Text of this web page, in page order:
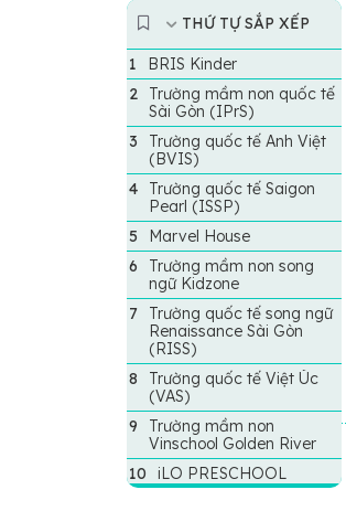
THỨ TỰ SẮP XẾP
BRIS Kinder
Trường mầm non quốc tế
Sài Gòn (IPrS)
Trường quốc tế Anh Việt
(BVIS)
Trường quốc tế Saigon
Pearl (ISSP)
Marvel House
Trường mầm non song
ngữ Kidzone
Trường quốc tế song ngữ
Renaissance Sài Gòn
(RISS)
Trường quốc tế Việt Úc
(VAS)
Trường mầm non
Vinschool Golden River
iLO PRESCHOOL